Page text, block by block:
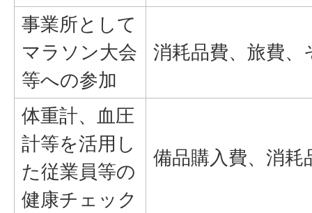
事業所として
マラソン大会
等への参加
消耗品費、旅費
体重計、血圧
計等を活用し
た従業員等の
健康チェック
備品購入費、消耗